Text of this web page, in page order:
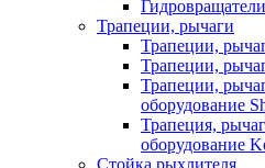
Трапеции, рычаги
Трапеции,
Трапеции,
Трапеции,
оборудование
Трапеция,
оборудование
Стойка рыхлителя